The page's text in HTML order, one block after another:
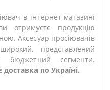
в інтернет-магазині
отримуєте продукцію
Аксесуар просіювачів
представлений
бюджетний сегменти.
доставка по Україні.